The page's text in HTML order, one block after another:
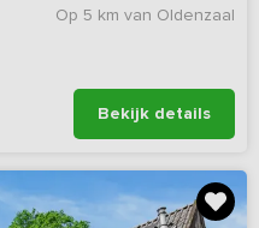
Op 5 km van Oldenzaal
Bekijk details